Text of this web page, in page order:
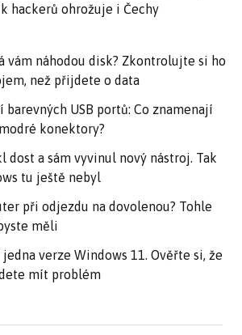
hackerů ohrožuje i Čechy
vám náhodou disk? Zkontrolujte si ho
než přijdete o data
USB portů: Co znamenají
konektory?
dost a sám vyvinul nový nástroj. Tak
tu ještě nebyl
při odjezdu na dovolenou? Tohle
měli
verze Windows 11. Ověřte si, že
mít problém